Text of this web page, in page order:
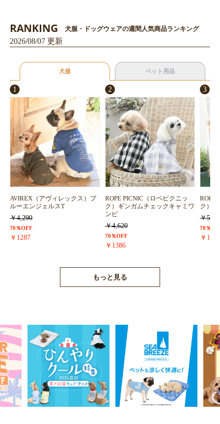
RANKING 犬服・ドッグウェアの週間人気商品ランキング
2026/08/07 更新
犬服 ペット用品
1
AVIREX（アヴィレックス）ブ
ルーエンジェルスT
￥4,290
70％OFF
￥1287
2
ROPE PICNIC（ロペピクニッ
ク）ギンガムチェックキャミワ
ンピ
￥4,620
70％OFF
￥1386
3
ROPE
ク）
￥
70％
￥
もっと見る